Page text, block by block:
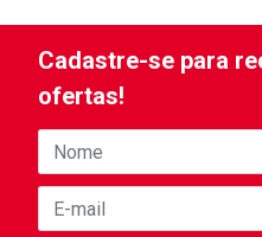
Cadastre-se para
ofertas!